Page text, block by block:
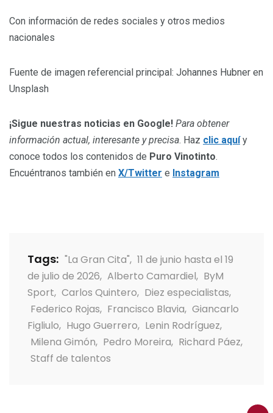
Con información de redes sociales y otros medios
nacionales
Fuente de imagen referencial principal: Johannes Hubner en
Unsplash
¡Sigue nuestras noticias en Google! Para obtener
información actual, interesante y precisa. Haz clic aquíy
conoce todos los contenidos de Puro Vinotinto.
Encuéntranos también en X/Twitter e Instagram
Tags: "La Gran Cita", 11 de junio hasta el 19
de julio de 2026, Alberto Camardiel, ByM
Sport, Carlos Quintero, Diez especialistas,
Federico Rojas, Francisco Blavia, Giancarlo
Figliulo, Hugo Guerrero, Lenin Rodríguez,
Milena Gimón, Pedro Moreira, Richard Páez,
Staff de talentos